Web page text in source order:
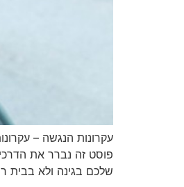
עקרונות הנגשה –
פוסט זה נברר את
שלכם בגינה ולא בבית